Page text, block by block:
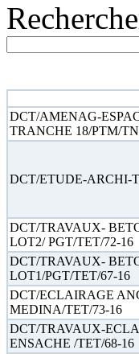
DCT/AMENAG-
TRANCHE 18/PTM/
DCT/ETUDE-ARCHI-
DCT/TRAVAUX-
LOT2/ PGT/TET/72-16
DCT/TRAVAUX-
LOT1/PGT/TET/67-16
DCT/ECLAIRAGE
MEDINA/TET/73-16
DCT/TRAVAUX-
ENSACHE /TET/68-16